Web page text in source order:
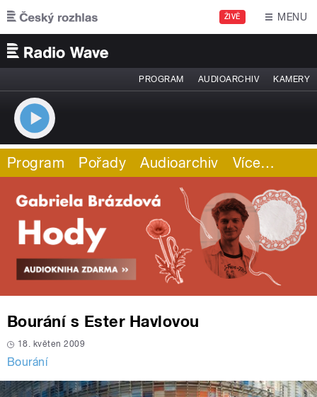
Přejít k hlavnímu obsahu
ŽIVĚ MENU
PROGRAM AUDIOARCHIV KAMERY
Program Pořady Audioarchiv Více…
Bourání s Ester Havlovou
18. květen 2009
Bourání